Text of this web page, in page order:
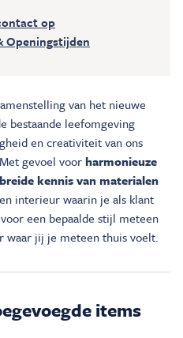
op
Openingstijden
van het nieuwe
bestaande leefomgeving
en creativiteit van ons
gevoel voorharmonieuze
kennis van materialen
interieur waarin je als klant
een bepaalde stijl meteen
waar jij je meteen thuis voelt.
items